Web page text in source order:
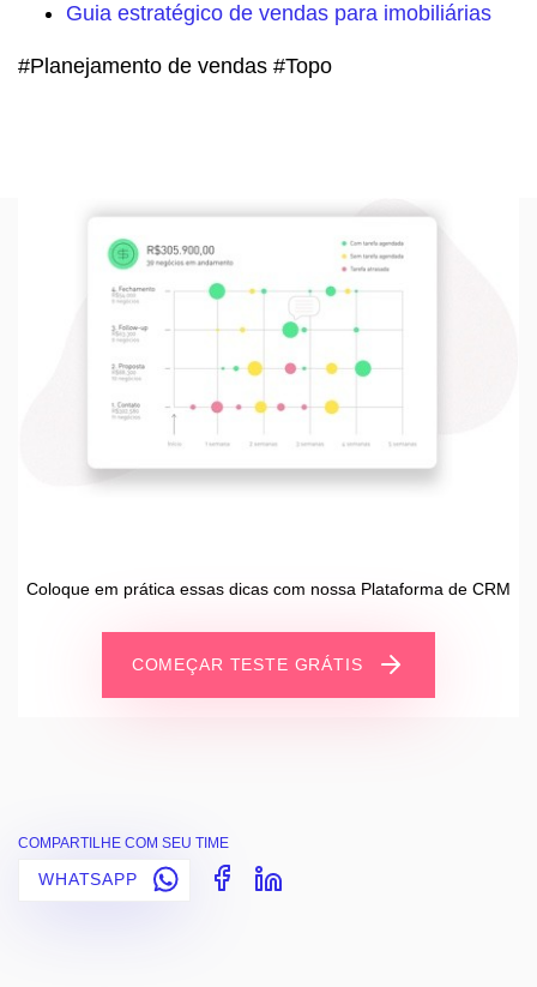
Guia estratégico de vendas para imobiliárias
#Planejamento de vendas #Topo
Coloque em prática essas dicas com nossa Plataforma de CRM
COMEÇAR TESTE GRÁTIS
COMPARTILHE COM SEU TIME
WHATSAPP